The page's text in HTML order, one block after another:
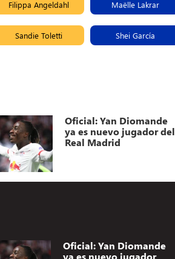
Filippa Angeldahl Maëlle Lakrar
Sandie Toletti Shei García
Oficial: Yan Diomande
ya es nuevo jugador del
Real Madrid
Oficial: Yan Diomande
ya es nuevo jugador